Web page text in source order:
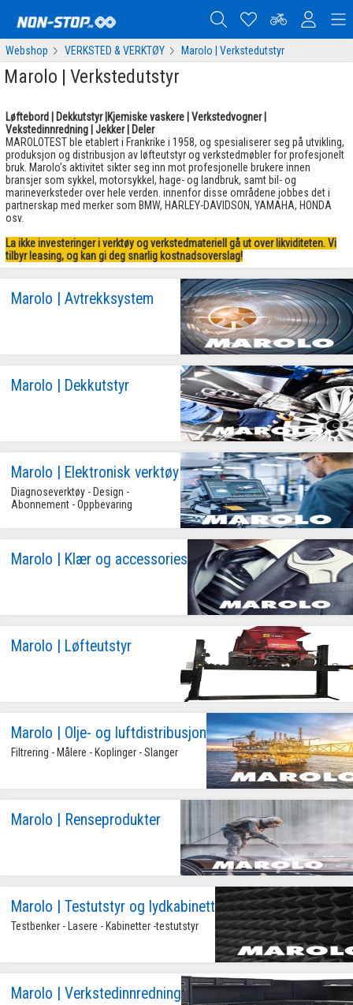
Webshop VERKSTED & VERKTØY Marolo | Verkstedutstyr
Marolo | Verkstedutstyr
Løftebord | Dekkutstyr |Kjemiske vaskere | Verkstedvogner |
Vekstedinnredning | Jekker | Deler
MAROLOTEST ble etablert i Frankrike i 1958, og spesialiserer seg på utvikling,
produksjon og distribusjon av løfteutstyr og verkstedmøbler for profesjonelt
bruk. Marolo’s aktivitet sikter seg inn mot profesjonelle brukere innen
bransjer som sykkel, motorsykkel, hage- og landbruk, samt bil- og
marineverksteder over hele verden. innenfor disse områdene jobbes det i
partnerskap med merker som BMW, HARLEY-DAVIDSON, YAMAHA, HONDA
osv.
La ikke investeringer i verktøy og verkstedmateriell gå ut over likviditeten. Vi
tilbyr leasing, og kan gi deg snarlig kostnadsoverslag!
Marolo | Avtrekksystem
Marolo | Dekkutstyr
Marolo | Elektronisk verktøy
Diagnoseverktøy - Design -
Abonnement - Oppbevaring
Marolo | Klær og accessories
Marolo | Løfteutstyr
Marolo | Olje- og luftdistribusjon
Filtrering - Målere - Koplinger - Slanger
Marolo | Renseprodukter
Marolo | Testutstyr og lydkabinett
Testbenker - Lasere - Kabinetter -testutstyr
Marolo | Verkstedinnredning